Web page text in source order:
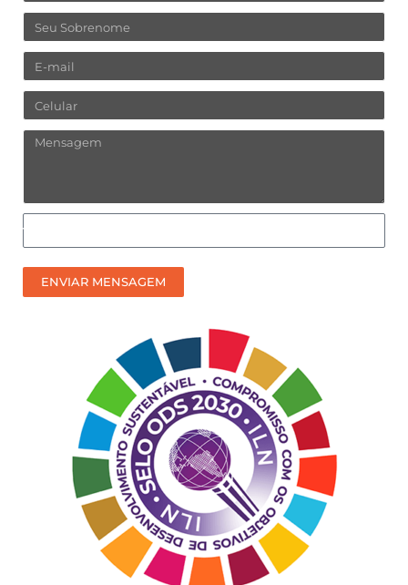
Sobrenome
Email
Celular
Mensagem
Como
prefere
receber
nosso
ENVIAR MENSAGEM